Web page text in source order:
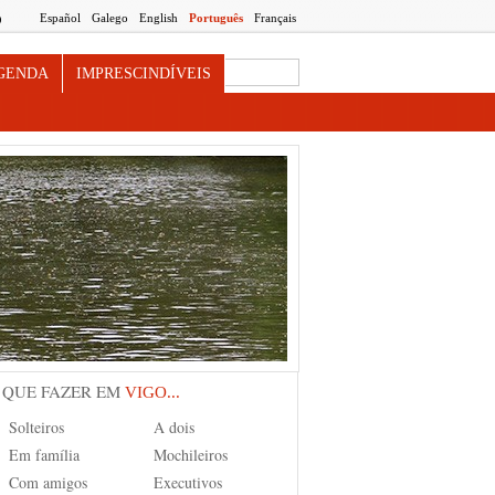
Español Galego English Português Français
Search this site
IMPRESCINDÍVEIS
FAZER EM VIGO...
Solteiros
A dois
Em família
Mochileiros
Com amigos
Executivos